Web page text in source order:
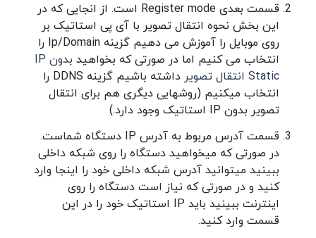
قسمت بعدی Register mode است. از انجایی که در
این بخش نحوه انتقال تصویر با آی پی استاتیک بر
روی موبایل را آموزش می دهیم گزینه Ip/Domain را
انتخاب می کنیم اما در صورتی که بخواهید
بدون IP
Static انتقال تصویر
داشته باشیم گزینه DDNS را
انتخاب میکنیم (روشهایی دیگری هم برای انتقال
تصویر بدون IP استاتیک وجود دارد.)
قسمت آدرس مربوط به آدرس IP دستگاه شماست.
در صورتی که میخواهید دستگاه را روی شبکه داخلی
ببینید میتوانید آدرس شبکه داخلی خود را اینجا وارد
کنید و در صورتی که نیاز است دستگاه را روی
اینترنت ببینید باید IP استاتیک خود را در این
قسمت وارد کنید.